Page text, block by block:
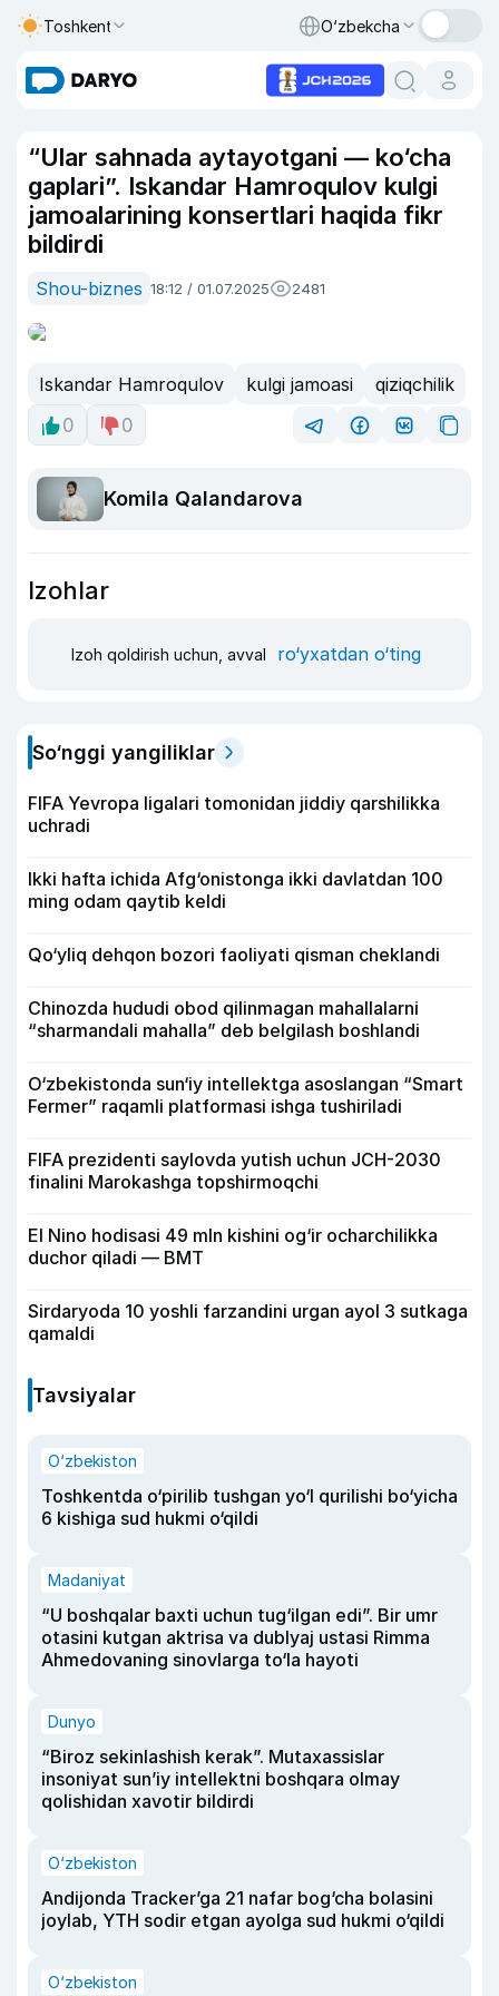
Toshkent O‘zbekcha
“Ular sahnada aytayotgani — ko‘cha
gaplari”. Iskandar Hamroqulov kulgi
jamoalarining konsertlari haqida fikr
bildirdi
Shou-biznes 18:12 / 01.07.2025 2481
Iskandar Hamroqulov kulgi jamoasi
qiziqchilik
0
0
Komila Qalandarova
Izohlar
Izoh qoldirish uchun, avval ro‘yxatdan o‘ting
So‘nggi yangiliklar
FIFA Yevropa ligalari tomonidan jiddiy qarshilikka
uchradi
Ikki hafta ichida Afg‘onistonga ikki davlatdan 100
ming odam qaytib keldi
Qo‘yliq dehqon bozori faoliyati qisman cheklandi
Chinozda hududi obod qilinmagan mahallalarni
“sharmandali mahalla” deb belgilash boshlandi
O‘zbekistonda sun‘iy intellektga asoslangan “Smart
Fermer” raqamli platformasi ishga tushiriladi
FIFA prezidenti saylovda yutish uchun JCH-2030
finalini Marokashga topshirmoqchi
El Nino hodisasi 49 mln kishini og‘ir ocharchilikka
duchor qiladi — BMT
Sirdaryoda 10 yoshli farzandini urgan ayol 3 sutkaga
qamaldi
Tavsiyalar
O‘zbekiston
Toshkentda o‘pirilib tushgan yo‘l qurilishi bo‘yicha
6 kishiga sud hukmi o‘qildi
Madaniyat
“U boshqalar baxti uchun tug‘ilgan edi”. Bir umr
otasini kutgan aktrisa va dublyaj ustasi Rimma
Ahmedovaning sinovlarga to‘la hayoti
Dunyo
“Biroz sekinlashish kerak”. Mutaxassislar
insoniyat sun’iy intellektni boshqara olmay
qolishidan xavotir bildirdi
O‘zbekiston
Andijonda Tracker’ga 21 nafar bog‘cha bolasini
joylab, YTH sodir etgan ayolga sud hukmi o‘qildi
O‘zbekiston